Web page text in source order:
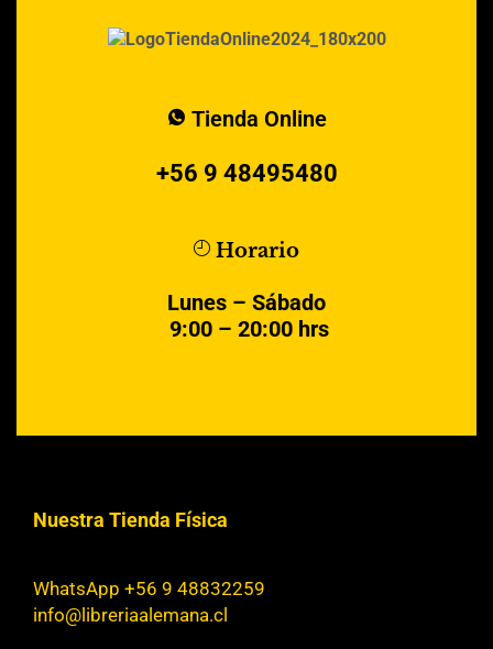
Tienda Online
+56 9 48495480
Horario
Lunes – Sábado
9:00 – 20:00 hrs
Nuestra Tienda Física
WhatsApp +56 9 48832259
info@libreriaalemana.cl